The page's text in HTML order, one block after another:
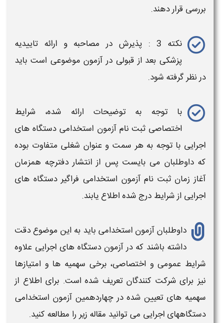
بررسی قرار دهند.
نکته 3 : پذیرش در مصاحبه و ارائه تاییدیه
پزشکی بعد از قبولی در آزمون موضوعی است باید
در نظر گرفته شود.
با توجه به توضیحات ارائه شده، شرایط
اختصاصی ثبت نام آزمون استخدامی دستگاه های
اجرایی با توجه به هر سمت و عنوان شغلی متفاوت بوده
که داوطلبان می بایست پس از انتشار دفترچه همزمان
آغاز زمانثبت نام آزمون استخدامی فراگیر دستگاه های
اجرایی از شرایط درج شده اطلاع یابند.
داوطلبانآزمون استخدامیباید به این موضوع دقت
داشته باشند که در آزمون دستگاه های اجرایی علاوه
شرایط عمومی و اختصاصی، برخی سهمیه ها و امتیازها
نیز برای شرکت کنندگان تعریف شده است. برای اطلاع از
سهمیه های تعیین شده در چهاردهمین آزمون استخدامی
دستگاههای اجرایی می توانید مقاله زیر را مطالعه کنید.